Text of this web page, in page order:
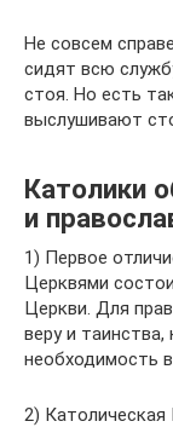
Не совсем
сидят всю
стоя. Но есть
выслушивают
Католики
и
1) Первое
Церквями
Церкви. Для
веру и
необходимость
2)